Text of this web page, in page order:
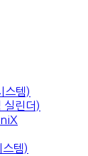
스템)
실린더)
스템)